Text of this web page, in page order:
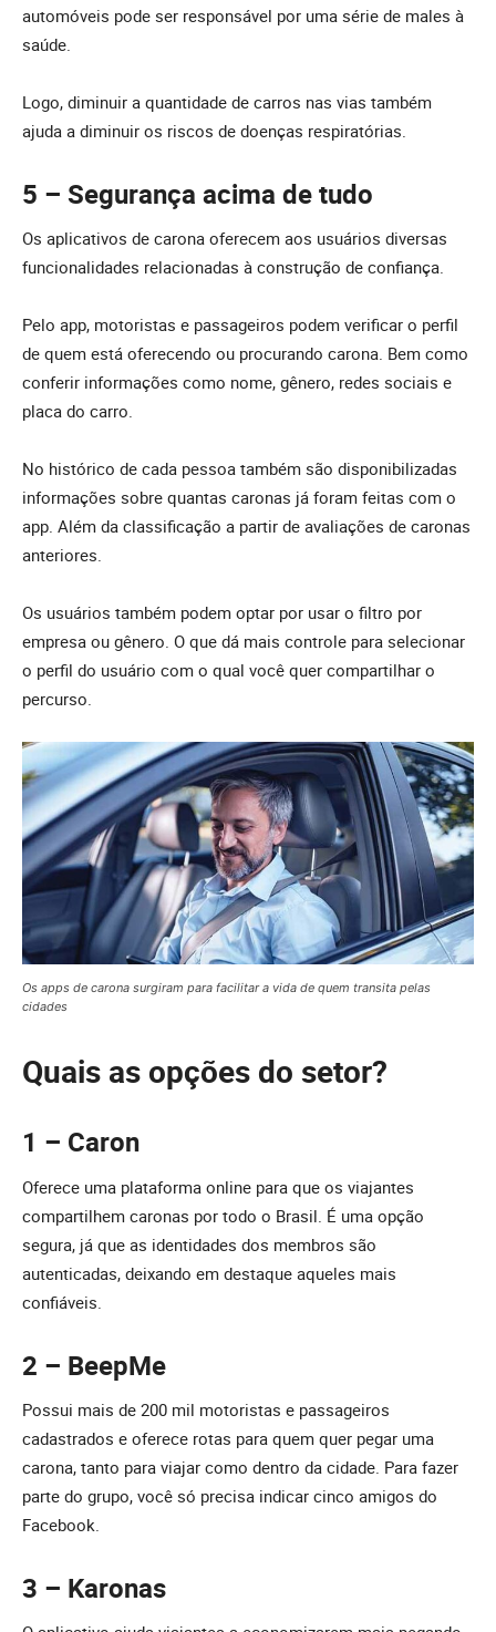
automóveis pode ser responsável por uma série de males à
saúde.
Logo, diminuir a quantidade de carros nas vias também
ajuda a diminuir os riscos de doenças respiratórias.
5 – Segurança acima de tudo
Os aplicativos de carona oferecem aos usuários diversas
funcionalidades relacionadas à construção de confiança.
Pelo app, motoristas e passageiros podem verificar o perfil
de quem está oferecendo ou procurando carona. Bem como
conferir informações como nome, gênero, redes sociais e
placa do carro.
No histórico de cada pessoa também são disponibilizadas
informações sobre quantas caronas já foram feitas com o
app. Além da classificação a partir de avaliações de caronas
anteriores.
Os usuários também podem optar por usar o filtro por
empresa ou gênero. O que dá mais controle para selecionar
o perfil do usuário com o qual você quer compartilhar o
percurso.
Os apps de carona surgiram para facilitar a vida de quem transita pelas
cidades
Quais as opções do setor?
1 – Caron
Oferece uma plataforma online para que os viajantes
compartilhem caronas por todo o Brasil. É uma opção
segura, já que as identidades dos membros são
autenticadas, deixando em destaque aqueles mais
confiáveis.
2 – BeepMe
Possui mais de 200 mil motoristas e passageiros
cadastrados e oferece rotas para quem quer pegar uma
carona, tanto para viajar como dentro da cidade. Para fazer
parte do grupo, você só precisa indicar cinco amigos do
Facebook.
3 – Karonas